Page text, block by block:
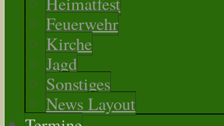
Feuerwehr
Kirche
Jagd
Sonstiges
News Layout